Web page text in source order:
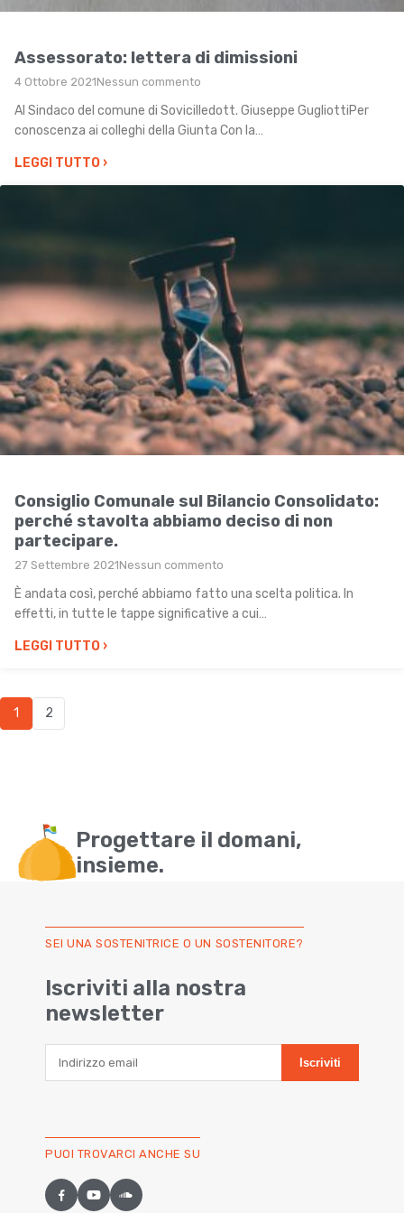
Assessorato: lettera di dimissioni
4 Ottobre 2021Nessun commento
Al Sindaco del comune di Sovicilledott. Giuseppe GugliottiPer
conoscenza ai colleghi della Giunta Con la…
LEGGI TUTTO ›
Consiglio Comunale sul Bilancio Consolidato:
perché stavolta abbiamo deciso di non
partecipare.
27 Settembre 2021Nessun commento
È andata così, perché abbiamo fatto una scelta politica. In
effetti, in tutte le tappe significative a cui…
LEGGI TUTTO ›
1 2
Progettare il domani,
insieme.
SEI UNA SOSTENITRICE O UN SOSTENITORE?
Iscriviti alla nostra
newsletter
Iscriviti
PUOI TROVARCI ANCHE SU